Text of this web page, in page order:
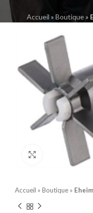
Accueil » Boutique»
Click to enlarge
Accueil » Boutique »